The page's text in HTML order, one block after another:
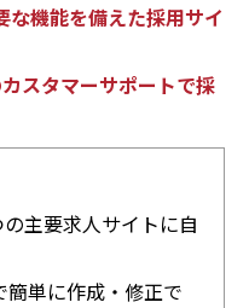
機能を備えた採用サイ
スタマーサポートで採
主要求人サイトに自
簡単に作成・修正で